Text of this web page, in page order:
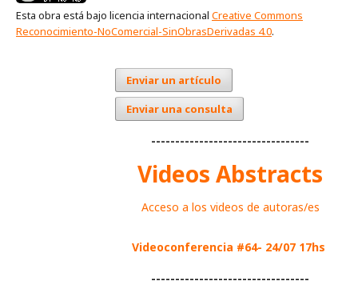
Esta obra está bajo licencia internacional Creative Commons
Reconocimiento-NoComercial-SinObrasDerivadas 4.0.
Enviar un artículo
Enviar una consulta
---------------------------------
Videos Abstracts
Acceso a los videos de autoras/es
Videoconferencia #64- 24/07 17hs
---------------------------------